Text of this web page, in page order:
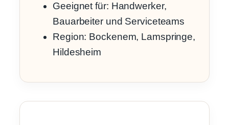
Geeignet für: Handwerker,
Bauarbeiter und Serviceteams
Region: Bockenem, Lamspringe,
Hildesheim